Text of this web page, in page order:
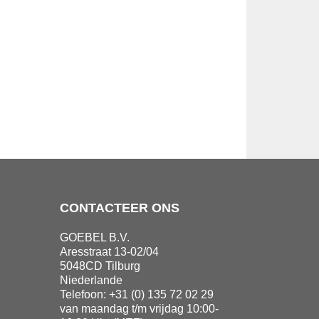
CONTACTEER ONS
GOEBEL B.V.
Aresstraat 13-02/04
5048CD Tilburg
Niederlande
Telefoon: +31 (0) 135 72 02 29
van maandag t/m vrijdag 10:00-